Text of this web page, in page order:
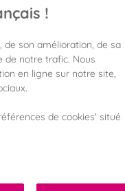
Disponible en boutique !
Vérifier la disponibilité en
dès 50€ d'achat
!
son amélioration, de sa
de notre trafic. Nous
en ligne sur notre site,
de cookies' situé